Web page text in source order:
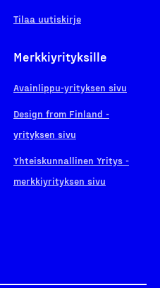
Tilaa uutiskirje
Merkkiyrityksille
Avainlippu-yrityksen sivu
Design from Finland -
yrityksen sivu
Yhteiskunnallinen Yritys -
merkkiyrityksen sivu